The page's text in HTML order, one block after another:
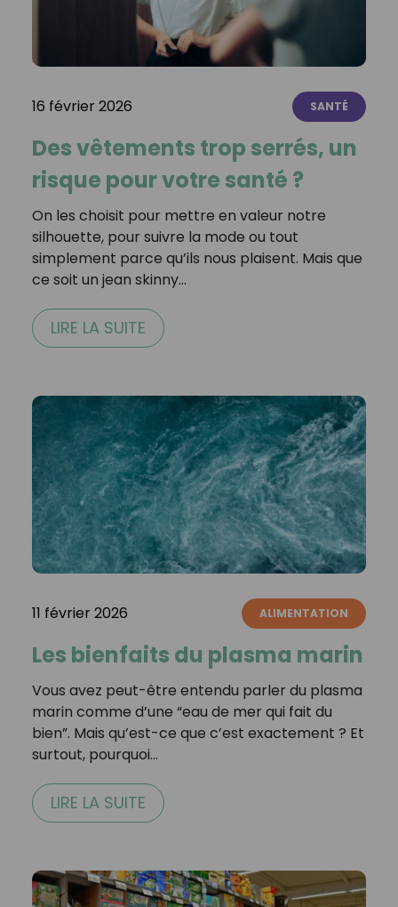
16 février 2026 SANTÉ
Des vêtements trop serrés, un
risque pour votre santé ?
On les choisit pour mettre en valeur notre
silhouette, pour suivre la mode ou tout
simplement parce qu’ils nous plaisent. Mais que
ce soit un jean skinny…
LIRE LA SUITE
11 février 2026 ALIMENTATION
Les bienfaits du plasma marin
Vous avez peut-être entendu parler du plasma
marin comme d’une “eau de mer qui fait du
bien”. Mais qu’est-ce que c’est exactement ? Et
surtout, pourquoi…
LIRE LA SUITE